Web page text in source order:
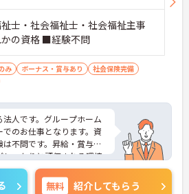
士・社会福祉士・社会福祉主事
の資格 ■経験不問
み ボーナス・賞与あり
社会保険完備
人です。グループホーム
のお仕事となります。資
不問です。昇給・賞与の
っかりと評価される環境
、面接対策ポイント等、
のでお気軽にご相談くだ
無料 紹介してもらう